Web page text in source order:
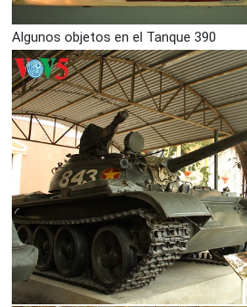
Algunos objetos en el Tanque 390